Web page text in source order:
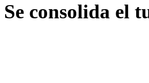
Se consolida el